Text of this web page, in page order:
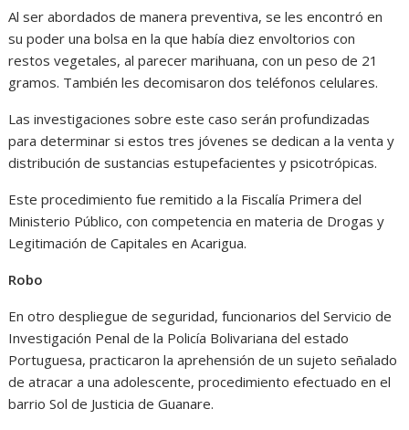
Al ser abordados de manera preventiva, se les encontró en
su poder una bolsa en la que había diez envoltorios con
restos vegetales, al parecer marihuana, con un peso de 21
gramos. También les decomisaron dos teléfonos celulares.
Las investigaciones sobre este caso serán profundizadas
para determinar si estos tres jóvenes se dedican a la venta y
distribución de sustancias estupefacientes y psicotrópicas.
Este procedimiento fue remitido a la Fiscalía Primera del
Ministerio Público, con competencia en materia de Drogas y
Legitimación de Capitales en Acarigua.
Robo
En otro despliegue de seguridad, funcionarios del Servicio de
Investigación Penal de la Policía Bolivariana del estado
Portuguesa, practicaron la aprehensión de un sujeto señalado
de atracar a una adolescente, procedimiento efectuado en el
barrio Sol de Justicia de Guanare.